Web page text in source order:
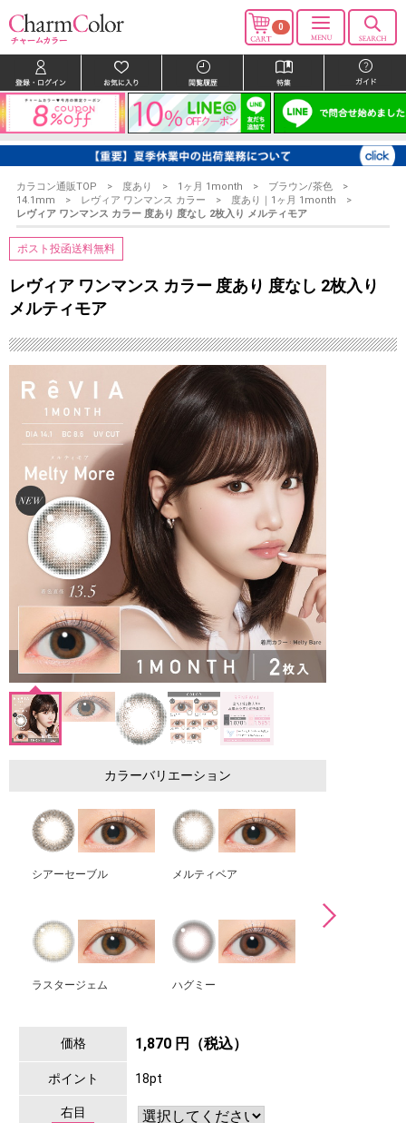
0
カラコン通販TOP 度あり 1ヶ月 1month
ブラウン/茶色
14.1mm
レヴィア ワンマンス カラー
度あり｜1ヶ月 1month
レヴィア ワンマンス カラー 度あり 度なし 2枚入り メルティモア
ポスト投函送料無料
レヴィア ワンマンス カラー 度あり 度なし 2枚入り
メルティモア
カラーバリエーション
シアーセーブル メルティベア
ラスタージェム ハグミー
価格 1,870 円（税込）
ポイント 18pt
右目